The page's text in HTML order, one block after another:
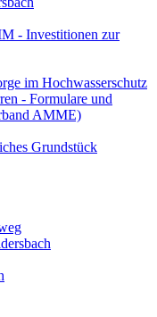
- Investitionen zur
im Hochwasserschutz
- Formulare und
AMME)
Grundstück